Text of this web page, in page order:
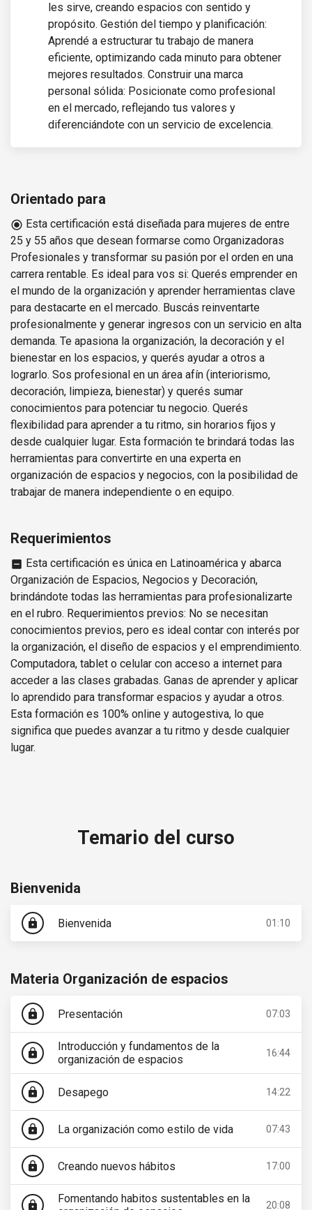
les sirve, creando espacios con sentido y
propósito. Gestión del tiempo y planificación:
Aprendé a estructurar tu trabajo de manera
eficiente, optimizando cada minuto para obtener
mejores resultados. Construir una marca
personal sólida: Posicionate como profesional
en el mercado, reflejando tus valores y
diferenciándote con un servicio de excelencia.
Orientado para
radio_button_checked Esta certificación está diseñada para mujeres de entre
25 y 55 años que desean formarse como Organizadoras
Profesionales y transformar su pasión por el orden en una
carrera rentable. Es ideal para vos si: Querés emprender en
el mundo de la organización y aprender herramientas clave
para destacarte en el mercado. Buscás reinventarte
profesionalmente y generar ingresos con un servicio en alta
demanda. Te apasiona la organización, la decoración y el
bienestar en los espacios, y querés ayudar a otros a
lograrlo. Sos profesional en un área afín (interiorismo,
decoración, limpieza, bienestar) y querés sumar
conocimientos para potenciar tu negocio. Querés
flexibilidad para aprender a tu ritmo, sin horarios fijos y
desde cualquier lugar. Esta formación te brindará todas las
herramientas para convertirte en una experta en
organización de espacios y negocios, con la posibilidad de
trabajar de manera independiente o en equipo.
Requerimientos
indeterminate_check_box Esta certificación es única en Latinoamérica y abarca
Organización de Espacios, Negocios y Decoración,
brindándote todas las herramientas para profesionalizarte
en el rubro. Requerimientos previos: No se necesitan
conocimientos previos, pero es ideal contar con interés por
la organización, el diseño de espacios y el emprendimiento.
Computadora, tablet o celular con acceso a internet para
acceder a las clases grabadas. Ganas de aprender y aplicar
lo aprendido para transformar espacios y ayudar a otros.
Esta formación es 100% online y autogestiva, lo que
significa que puedes avanzar a tu ritmo y desde cualquier
lugar.
Temario del curso
Bienvenida
lock Bienvenida 01:10
Materia Organización de espacios
lock Presentación 07:03
lock
Introducción y fundamentos de la
organización de espacios
16:44
lock Desapego 14:22
lock La organización como estilo de vida 07:43
lock Creando nuevos hábitos 17:00
lock
Fomentando habitos sustentables en la
20:08